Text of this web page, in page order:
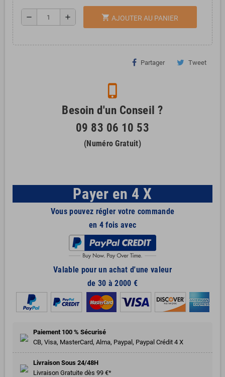
remove add shopping_cart AJOUTER AU PANIER
Partager Tweet
phone_iphone
Besoin d'un Conseil ?
09 83 06 10 53
(Numéro Gratuit)
Payer en 4 X
Vous pouvez régler votre commande
en 4 fois avec
Valable pour un achat d'une valeur
de 30 à 2000 €
Paiement 100 % Sécurisé
CB, Visa, MasterCard, Alma, Paypal, Paypal Crédit 4 X
Livraison Sous 24/48H
Livraison Gratuite dès 99 €*